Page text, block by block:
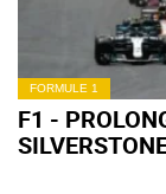
FORMULE 1
F1 -